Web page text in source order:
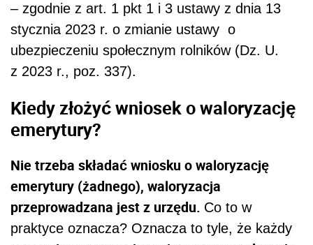
– zgodnie z art. 1 pkt 1 i 3 ustawy z dnia 13
stycznia 2023 r. o zmianie ustawy o
ubezpieczeniu społecznym rolników (Dz. U.
z 2023 r., poz. 337).
Kiedy złożyć wniosek o waloryzację
emerytury?
Nie trzeba składać wniosku o waloryzację
emerytury (żadnego), waloryzacja
przeprowadzana jest z urzędu. Co to w
praktyce oznacza? Oznacza to tyle, że każdy